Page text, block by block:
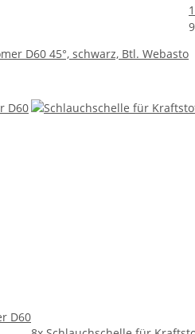
D60 45°, schwarz, Btl. Webasto
D60